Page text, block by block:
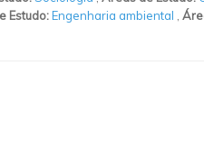
Estudo:Engenharia ambiental